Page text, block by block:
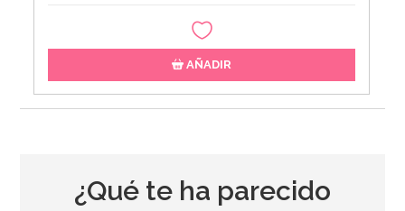
AÑADIR
¿Qué te ha parecido